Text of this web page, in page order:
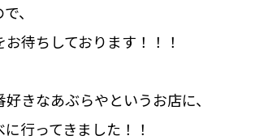
、
待ちしております！！！
きなあぶらやというお店に、
行ってきました！！